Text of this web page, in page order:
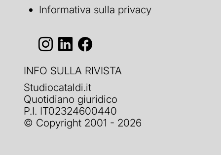
Informativa sulla privacy
INFO SULLA RIVISTA
Studiocataldi.it
Quotidiano giuridico
P.I. IT02324600440
© Copyright 2001 - 2026